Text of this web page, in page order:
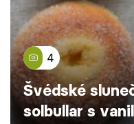
Škola vaření
Recepty z TV
Speciál: Cuketa
Těhotnej kuchař
4
Švédské
solbullar s